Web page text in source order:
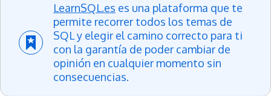
LearnSQL.es es una plataforma que te
permite recorrer todos los temas de
SQL y elegir el camino correcto para ti
con la garantía de poder cambiar de
opinión en cualquier momento sin
consecuencias.